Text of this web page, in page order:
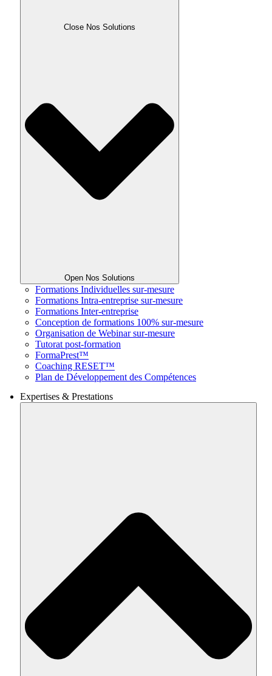
Close Nos Solutions
Open Nos Solutions
Formations Individuelles sur-mesure
Formations Intra-entreprise sur-mesure
Formations Inter-entreprise
Conception de formations 100% sur-mesure
Organisation de Webinar sur-mesure
Tutorat post-formation
FormaPrest™
Coaching RESET™
Plan de Développement des Compétences
Expertises & Prestations